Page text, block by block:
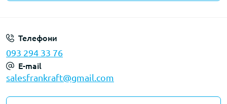
Телефони
093 294 33 76
E-mail
salesfrankraft@gmail.com